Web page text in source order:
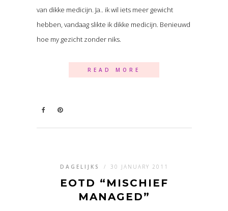
van dikke medicijn. Ja.. ik wil iets meer gewicht
hebben, vandaag slikte ik dikke medicijn. Benieuwd
hoe my gezicht zonder niks.
READ MORE
DAGELIJKS / 30 JANUARY 2011
EOTD “MISCHIEF
MANAGED”